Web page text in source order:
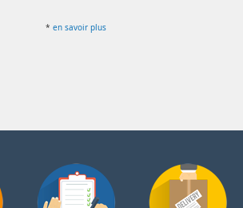
* en savoir plus